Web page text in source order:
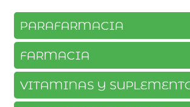
PARAFARMACIA
FARMACIA
VITAMINAS Y